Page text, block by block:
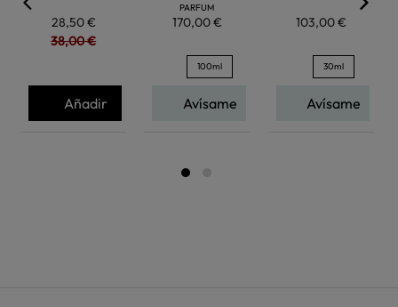
28,50 €
38,00 €
Añadir
PARFUM
170,00 €
100ml
Avísame
103,00 €
30ml
Avísame